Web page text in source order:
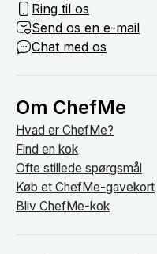
Ring til os
Send os en e-mail
Chat med os
Om ChefMe
Hvad er ChefMe?
Find en kok
Ofte stillede spørgsmål
Køb et ChefMe-gavekort
Bliv ChefMe-kok